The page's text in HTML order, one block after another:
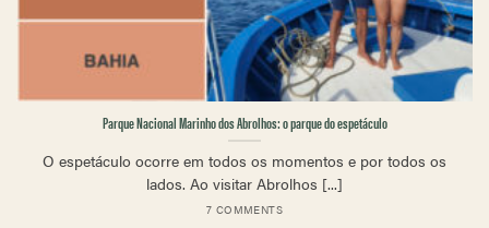
Parque Nacional Marinho dos Abrolhos: o parque do espetáculo
O espetáculo ocorre em todos os momentos e por todos os
lados. Ao visitar Abrolhos [...]
7 COMMENTS